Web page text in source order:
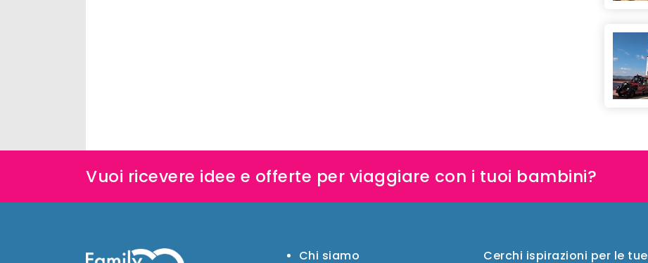
Vuoi ricevere idee e offerte per viaggiare con i tuoi bambini?
Chi siamo Cerchi ispirazioni per le tue